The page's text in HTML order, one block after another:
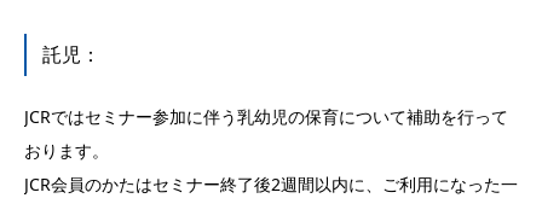
託児：
JCRではセミナー参加に伴う乳幼児の保育について補助を行って
おります。
JCR会員のかたはセミナー終了後2週間以内に、ご利用になった一